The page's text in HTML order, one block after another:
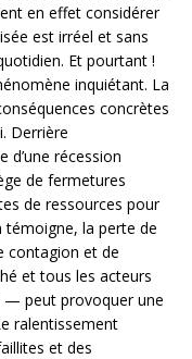
en effet considérer
est irréel et sans
Et pourtant !
inquiétant. La
concrètes
Derrière
d’une récession
de fermetures
de ressources pour
témoigne, la perte de
contagion et de
et tous les acteurs
— peut provoquer une
ralentissement
et des